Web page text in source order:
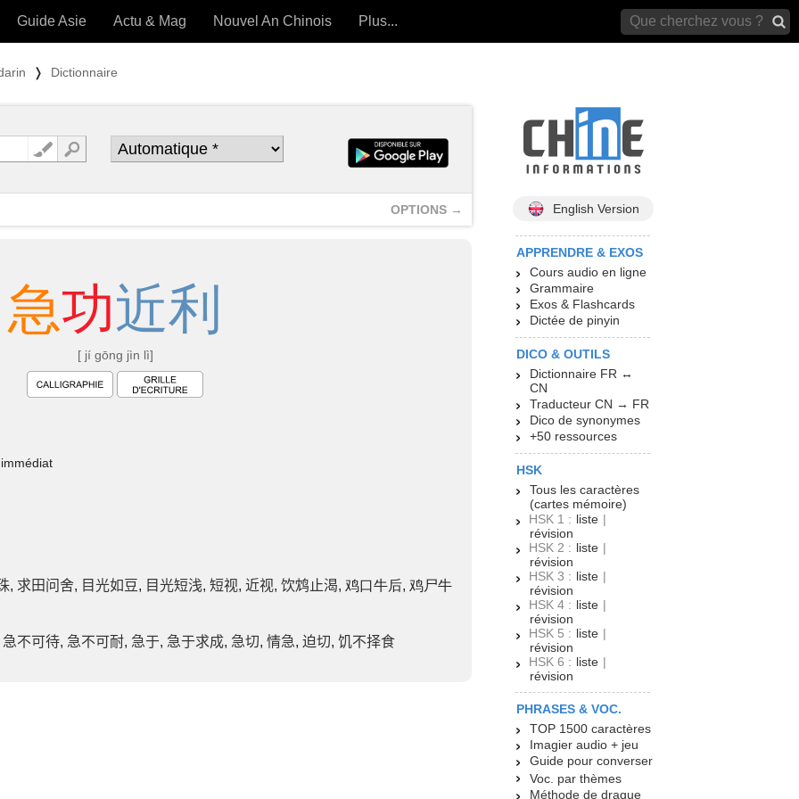
OUTILS) »
Guide Asie Actu & Mag Nouvel An Chinois Plus...
❭ Dictionnaire
OPTIONS →
急功近利
[ jí gōng jìn lì]
, 求田问舍, 目光如豆 , 目光短浅, 短视, 近视, 饮鸩止渴, 鸡口牛后, 鸡尸牛
急不可待, 急不可耐, 急于, 急于求成, 急切, 情急, 迫切, 饥不择食
English Version
APPRENDRE & EXOS
Cours audio en ligne
Grammaire
Exos & Flashcards
Dictée de pinyin
DICO & OUTILS
Dictionnaire FR ↔
CN
Traducteur CN → FR
Dico de synonymes
+50 ressources
HSK
Tous les caractères
(cartes mémoire)
HSK 1 : liste |
révision
HSK 2 : liste |
révision
HSK 3 : liste |
révision
HSK 4 : liste |
révision
HSK 5 : liste |
révision
HSK 6 : liste |
révision
PHRASES & VOC.
TOP 1500 caractères
Imagier audio + jeu
Guide pour converser
Voc. par thèmes
Méthode de drague